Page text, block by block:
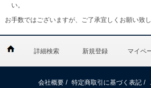
い。
お手数ではございますが、ご了承宜しくお願い致し
詳細検索 新規登録 マイペ
会社概要 / 特定商取引に基づく表記 /